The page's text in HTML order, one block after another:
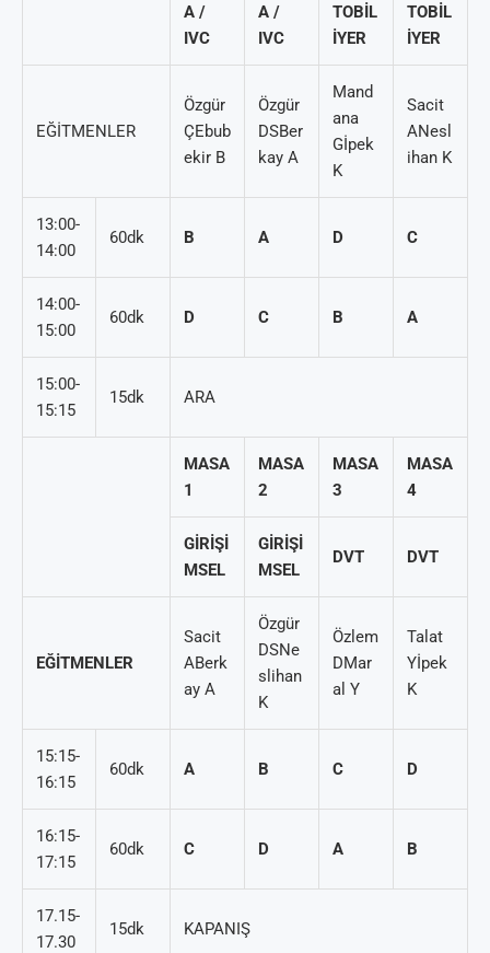
A /
IVC
A /
IVC
TOBİL
İYER
TOBİL
İYER
EĞİTMENLER
Özgür
ÇEbub
ekir B
Özgür
DSBer
kay A
Mand
ana
Gİpek
K
Sacit
ANesl
ihan K
13:00-
14:00
60dk B A D C
14:00-
15:00
60dk D C B A
15:00-
15:15
15dk ARA
MASA
1
MASA
2
MASA
3
MASA
4
GİRİŞİ
MSEL
GİRİŞİ
MSEL
DVT DVT
EĞİTMENLER
Sacit
ABerk
ay A
Özgür
DSNe
slihan
K
Özlem
DMar
al Y
Talat
Yİpek
K
15:15-
16:15
60dk A B C D
16:15-
17:15
60dk C D A B
17.15-
17.30
15dk KAPANIŞ